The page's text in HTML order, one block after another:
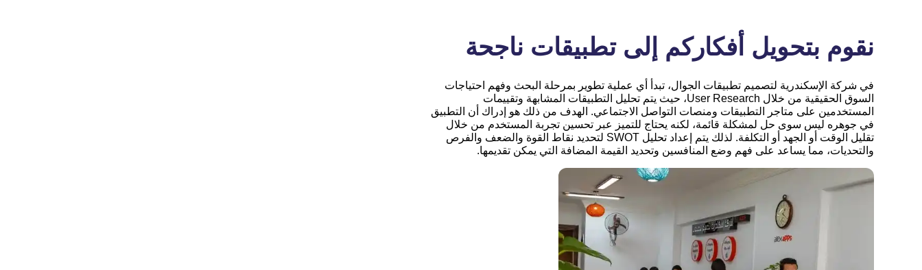
نقوم بتحويل أفكاركم إلى تطبيقات ناجحة
في شركة الإسكندرية لتصميم تطبيقات الجوال، تبدأ أي عملية تطوير بمرحلة البحث وفهم احتياجات
السوق الحقيقية من خلال User Research، حيث يتم تحليل التطبيقات المشابهة وتقييمات
المستخدمين على متاجر التطبيقات ومنصات التواصل الاجتماعي. الهدف من ذلك هو إدراك أن التطبيق
في جوهره ليس سوى حل لمشكلة قائمة، لكنه يحتاج للتميز عبر تحسين تجربة المستخدم من خلال
تقليل الوقت أو الجهد أو التكلفة. لذلك يتم إعداد تحليل SWOT لتحديد نقاط القوة والضعف والفرص
والتحديات، مما يساعد على فهم وضع المنافسين وتحديد القيمة المضافة التي يمكن تقديمها.